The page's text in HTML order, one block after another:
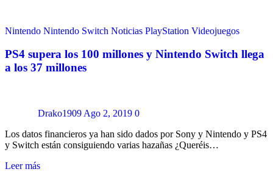
Nintendo Nintendo Switch Noticias PlayStation Videojuegos
PS4 supera los 100 millones y Nintendo Switch llega
a los 37 millones
Drako1909 Ago 2, 2019 0
Los datos financieros ya han sido dados por Sony y Nintendo y PS4
y Switch están consiguiendo varias hazañas ¿Queréis…
Leer más